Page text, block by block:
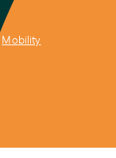
Mobility